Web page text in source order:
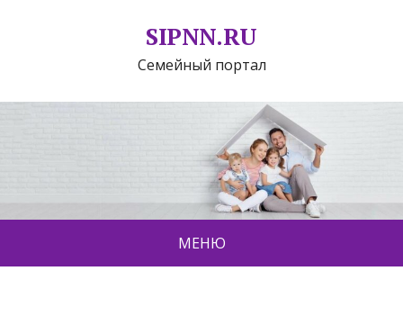
SIPNN.RU
Семейный портал
МЕНЮ